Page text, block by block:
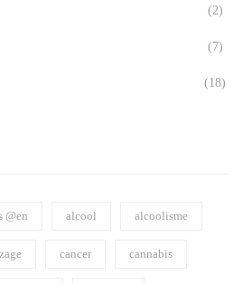
(2)
(7)
(18)
@en alcool alcoolisme
cancer cannabis